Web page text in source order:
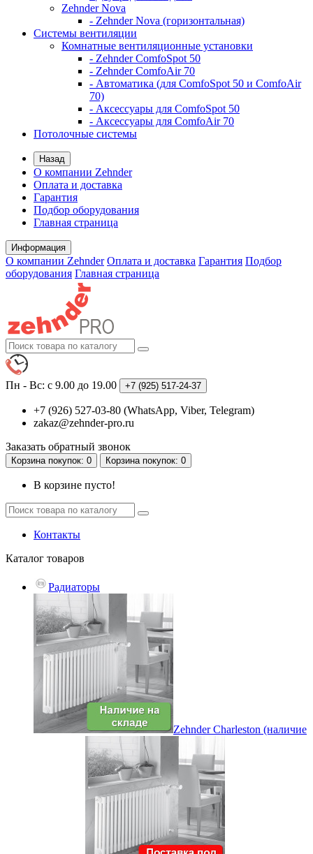
Zehnder Nova
- Zehnder Nova (горизонтальная)
Системы вентиляции
Комнатные вентиляционные установки
- Zehnder ComfoSpot 50
- Zehnder ComfoAir 70
- Автоматика (для ComfoSpot 50 и ComfoAir
70)
- Аксессуары для ComfoSpot 50
- Аксессуары для ComfoAir 70
Потолочные системы
Назад
О компании Zehnder
Оплата и доставка
Гарантия
Подбор оборудования
Главная страница
Информация
О компании Zehnder Оплата и доставка Гарантия Подбор
оборудования Главная страница
Пн - Вс: с 9.00 до 19.00 +7 (925) 517-24-37
+7 (926) 527-03-80 (WhatsApp, Viber, Telegram)
zakaz@zehnder-pro.ru
Заказать обратный звонок
Корзинапокупок: 0 Корзинапокупок: 0
В корзине пусто!
Контакты
Каталог товаров
Радиаторы
Zehnder Charleston (наличие